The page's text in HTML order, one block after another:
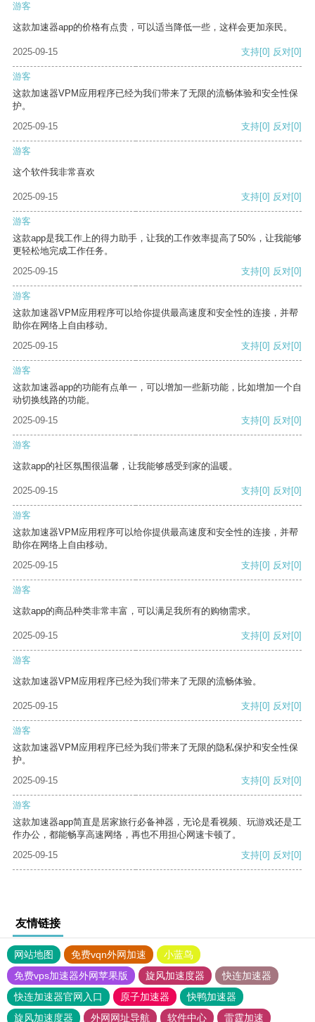
游客
这款加速器app的价格有点贵，可以适当降低一些，这样会更加亲民。
2025-09-15 支持[0] 反对[0]
游客
这款加速器VPM应用程序已经为我们带来了无限的流畅体验和安全性保
护。
2025-09-15
支持[0] 反对[0]
游客
这个软件我非常喜欢
2025-09-15 支持[0] 反对[0]
游客
这款app是我工作上的得力助手，让我的工作效率提高了50%，让我能够
更轻松地完成工作任务。
2025-09-15
支持[0] 反对[0]
游客
这款加速器VPM应用程序可以给你提供最高速度和安全性的连接，并帮
助你在网络上自由移动。
2025-09-15
支持[0] 反对[0]
游客
这款加速器app的功能有点单一，可以增加一些新功能，比如增加一个自
动切换线路的功能。
2025-09-15
支持[0] 反对[0]
游客
这款app的社区氛围很温馨，让我能够感受到家的温暖。
2025-09-15 支持[0] 反对[0]
游客
这款加速器VPM应用程序可以给你提供最高速度和安全性的连接，并帮
助你在网络上自由移动。
2025-09-15
支持[0] 反对[0]
游客
这款app的商品种类非常丰富，可以满足我所有的购物需求。
2025-09-15 支持[0] 反对[0]
游客
这款加速器VPM应用程序已经为我们带来了无限的流畅体验。
2025-09-15 支持[0] 反对[0]
游客
这款加速器VPM应用程序已经为我们带来了无限的隐私保护和安全性保
护。
2025-09-15
支持[0] 反对[0]
游客
这款加速器app简直是居家旅行必备神器，无论是看视频、玩游戏还是工
作办公，都能畅享高速网络，再也不用担心网速卡顿了。
2025-09-15
支持[0] 反对[0]
友情链接
网站地图 免费vqn外网加速
小蓝鸟
免费vps加速器外网苹果版
旋风加速度器
快连加速器
快连加速器官网入口
原子加速器
快鸭加速器
旋风加速度器
外网网址导航 软件中心 雷霆加速